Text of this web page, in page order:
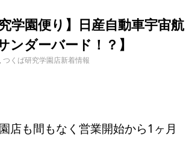
学園便り】日産自動車宇宙航
ンダーバード！？】
,つくば研究学園店新着情報
店も間もなく営業開始から1ヶ月